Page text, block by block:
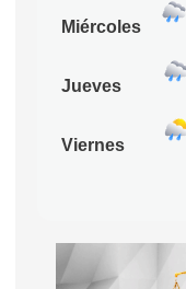
Miércoles
Jueves
Viernes